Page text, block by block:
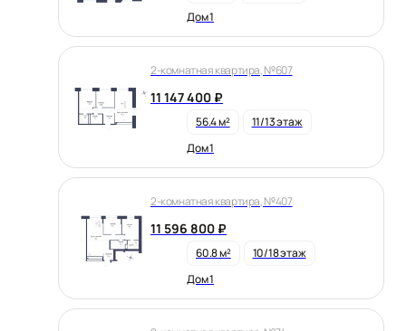
Дом 1
2-комнатная квартира, №607
11 147 400 ₽
56.4 м²
11/13 этаж
Дом 1
2-комнатная квартира, №407
11 596 800 ₽
60.8 м²
10/18 этаж
Дом 1